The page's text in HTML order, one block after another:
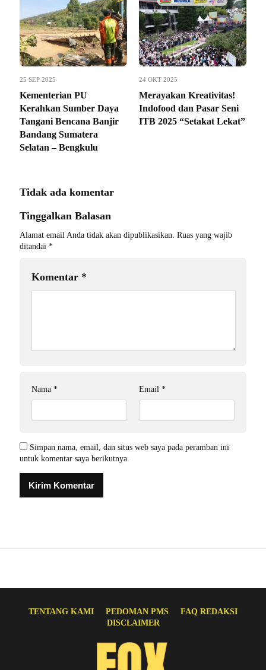
25 SEP 2025
Kementerian PU
Kerahkan Sumber Daya
Tangani Bencana Banjir
Bandang Sumatera
Selatan – Bengkulu
24 OKT 2025
Merayakan Kreativitas!
Indofood dan Pasar Seni
ITB 2025 “Setakat Lekat”
Tidak ada komentar
Tinggalkan Balasan
Alamat email Anda tidak akan dipublikasikan. Ruas yang wajib
ditandai *
Komentar *
Nama * Email *
Simpan nama, email, dan situs web saya pada peramban ini
untuk komentar saya berikutnya.
TENTANG KAMI PEDOMAN PMS
FAQ REDAKSI
DISCLAIMER